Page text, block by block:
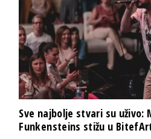
Sve najbolje stvari su uživo:
Funkensteins stižu u